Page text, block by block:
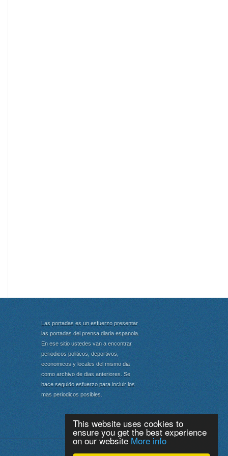
This website uses cookies to
ensure you get the best experience
on our website More info
Las portadas es un esfuerzo presentar
las portadas del prensa diaria espanola.
En ese sitio ustedes van a encontrar
periodicos politicos, deportivos,
economicos y locales del mismo dia
como archivo de dias anteriores. Se
hace seguido esfuerzo para incluir los
mas periodicos posibles.